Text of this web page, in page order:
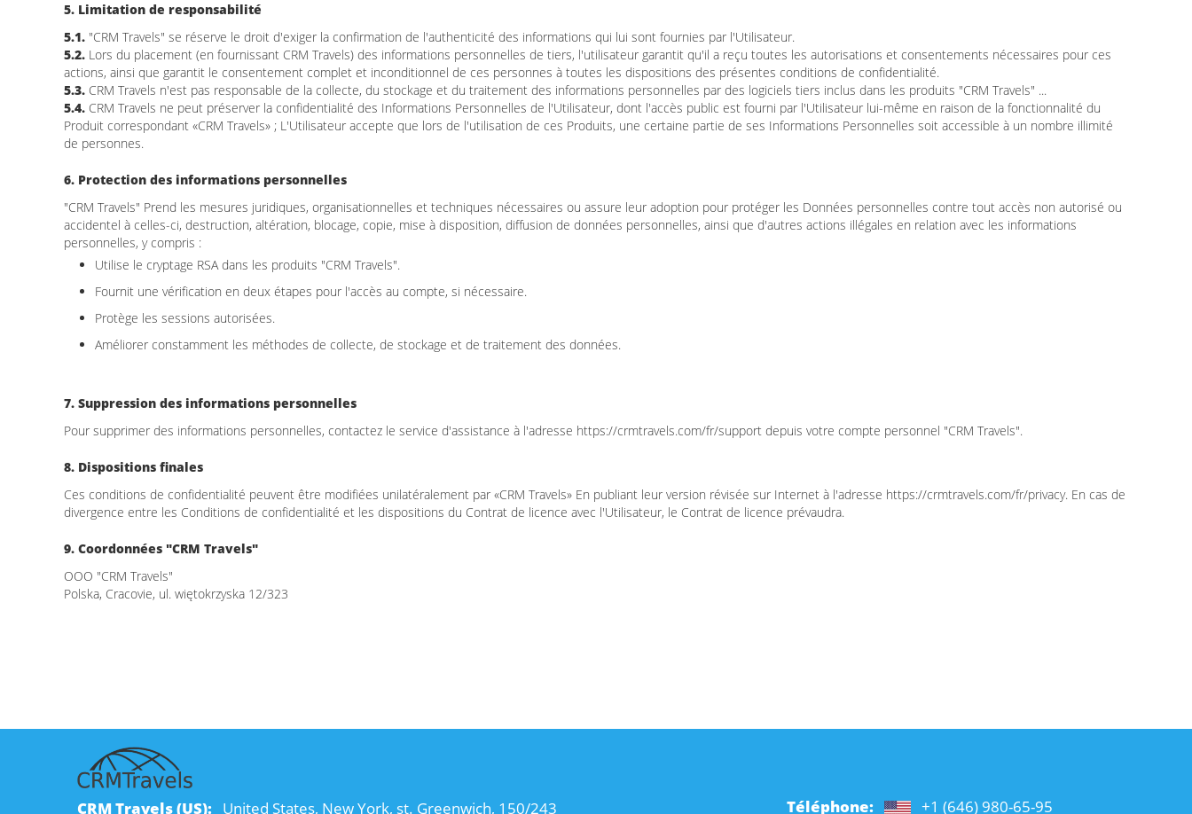
5. Limitation de responsabilité
5.1. "CRM Travels" se réserve le droit d'exiger la confirmation de l'authenticité des informations qui lui sont fournies par l'Utilisateur.
5.2. Lors du placement (en fournissant CRM Travels) des informations personnelles de tiers, l'utilisateur garantit qu'il a reçu toutes les autorisations et consentements nécessaires pour ces
actions, ainsi que garantit le consentement complet et inconditionnel de ces personnes à toutes les dispositions des présentes conditions de confidentialité.
5.3. CRM Travels n'est pas responsable de la collecte, du stockage et du traitement des informations personnelles par des logiciels tiers inclus dans les produits "CRM Travels" ...
5.4. CRM Travels ne peut préserver la confidentialité des Informations Personnelles de l'Utilisateur, dont l'accès public est fourni par l'Utilisateur lui-même en raison de la fonctionnalité du
Produit correspondant «CRM Travels» ; L'Utilisateur accepte que lors de l'utilisation de ces Produits, une certaine partie de ses Informations Personnelles soit accessible à un nombre illimité
de personnes.
6. Protection des informations personnelles
"CRM Travels" Prend les mesures juridiques, organisationnelles et techniques nécessaires ou assure leur adoption pour protéger les Données personnelles contre tout accès non autorisé ou
accidentel à celles-ci, destruction, altération, blocage, copie, mise à disposition, diffusion de données personnelles, ainsi que d'autres actions illégales en relation avec les informations
personnelles, y compris :
Utilise le cryptage RSA dans les produits "CRM Travels".
Fournit une vérification en deux étapes pour l'accès au compte, si nécessaire.
Protège les sessions autorisées.
Améliorer constamment les méthodes de collecte, de stockage et de traitement des données.
7. Suppression des informations personnelles
Pour supprimer des informations personnelles, contactez le service d'assistance à l'adresse https://crmtravels.com/fr/support depuis votre compte personnel "CRM Travels".
8. Dispositions finales
Ces conditions de confidentialité peuvent être modifiées unilatéralement par «CRM Travels» En publiant leur version révisée sur Internet à l'adresse https://crmtravels.com/fr/privacy. En cas de
divergence entre les Conditions de confidentialité et les dispositions du Contrat de licence avec l'Utilisateur, le Contrat de licence prévaudra.
9. Coordonnées "CRM Travels"
OOO "CRM Travels"
Polska, Cracovie, ul. więtokrzyska 12/323
CRM Travels (US): United States, New York, st. Greenwich, 150/243 Téléphone: +1 (646) 980-65-95